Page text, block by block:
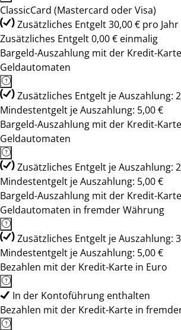
ClassicCard (Mastercard oder Visa)
Zusätzliches Entgelt 30,00 € pro Jahr
Zusätzliches Entgelt 0,00 € einmalig
Bargeld-Auszahlung mit der Kredit-
Geldautomaten
Zusätzliches Entgelt je Auszahlung:
Mindestentgelt je Auszahlung: 5,00 €
Bargeld-Auszahlung mit der Kredit-
Geldautomaten
Zusätzliches Entgelt je Auszahlung:
Mindestentgelt je Auszahlung: 5,00 €
Bargeld-Auszahlung mit der Kredit-
Geldautomaten in fremder Währung
Zusätzliches Entgelt je Auszahlung:
Mindestentgelt je Auszahlung: 5,00 €
Bezahlen mit der Kredit-Karte in Euro
In der Kontoführung enthalten
Bezahlen mit der Kredit-Karte in